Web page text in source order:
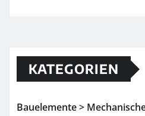
KATEGORIEN
Bauelemente >